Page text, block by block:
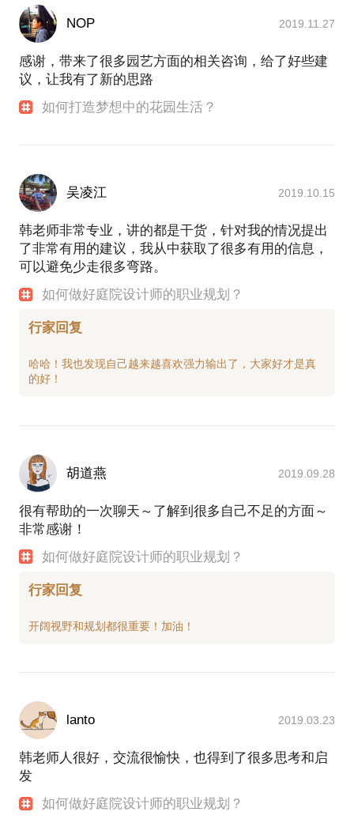
NOP 2019.11.27
感谢，带来了很多园艺方面的相关咨询，给了好些建
议，让我有了新的思路
如何打造梦想中的花园生活？
吴凌江 2019.10.15
韩老师非常专业，讲的都是干货，针对我的情况提出
了非常有用的建议，我从中获取了很多有用的信息，
可以避免少走很多弯路。
如何做好庭院设计师的职业规划？
行家回复
哈哈！我也发现自己越来越喜欢强力输出了，大家好才是真
胡道燕 2019.09.28
很有帮助的一次聊天～了解到很多自己不足的方面～
非常感谢！
如何做好庭院设计师的职业规划？
行家回复
lanto 2019.03.23
韩老师人很好，交流很愉快，也得到了很多思考和启
发
如何做好庭院设计师的职业规划？